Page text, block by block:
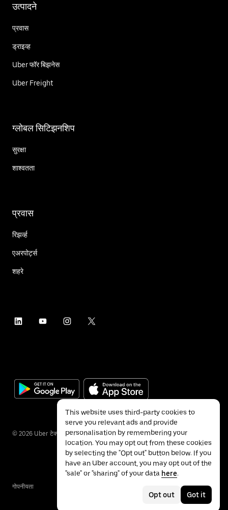
उत्पादने
प्रवास
ड्राइव्ह
Uber फॉर बिझनेस
Uber Freight
ग्लोबल सिटिझनशिप
सुरक्षा
शाश्वतता
प्रवास
रिझर्व्ह
एअरपोर्ट्स
शहरे
© 2026 Uber टेक्नॉलॉजीज इंक.
गोपनीयता
This website uses third-party cookies to
serve you relevant ads and provide
personalisation by remembering your
location. You may opt out from these cookies
by selecting the "Opt out" button below. If you
have an Uber account, you may opt out of the
"sale" or "sharing" of your data here.
Opt out Got it